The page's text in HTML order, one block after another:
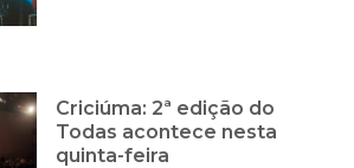
Criciúma: 2ª edição do
Todas acontece nesta
quinta-feira